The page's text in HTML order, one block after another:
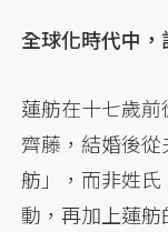
全球化時代中，
蓮舫在十七歲
齊藤，結婚後
舫」，而非姓
動，再加上蓮